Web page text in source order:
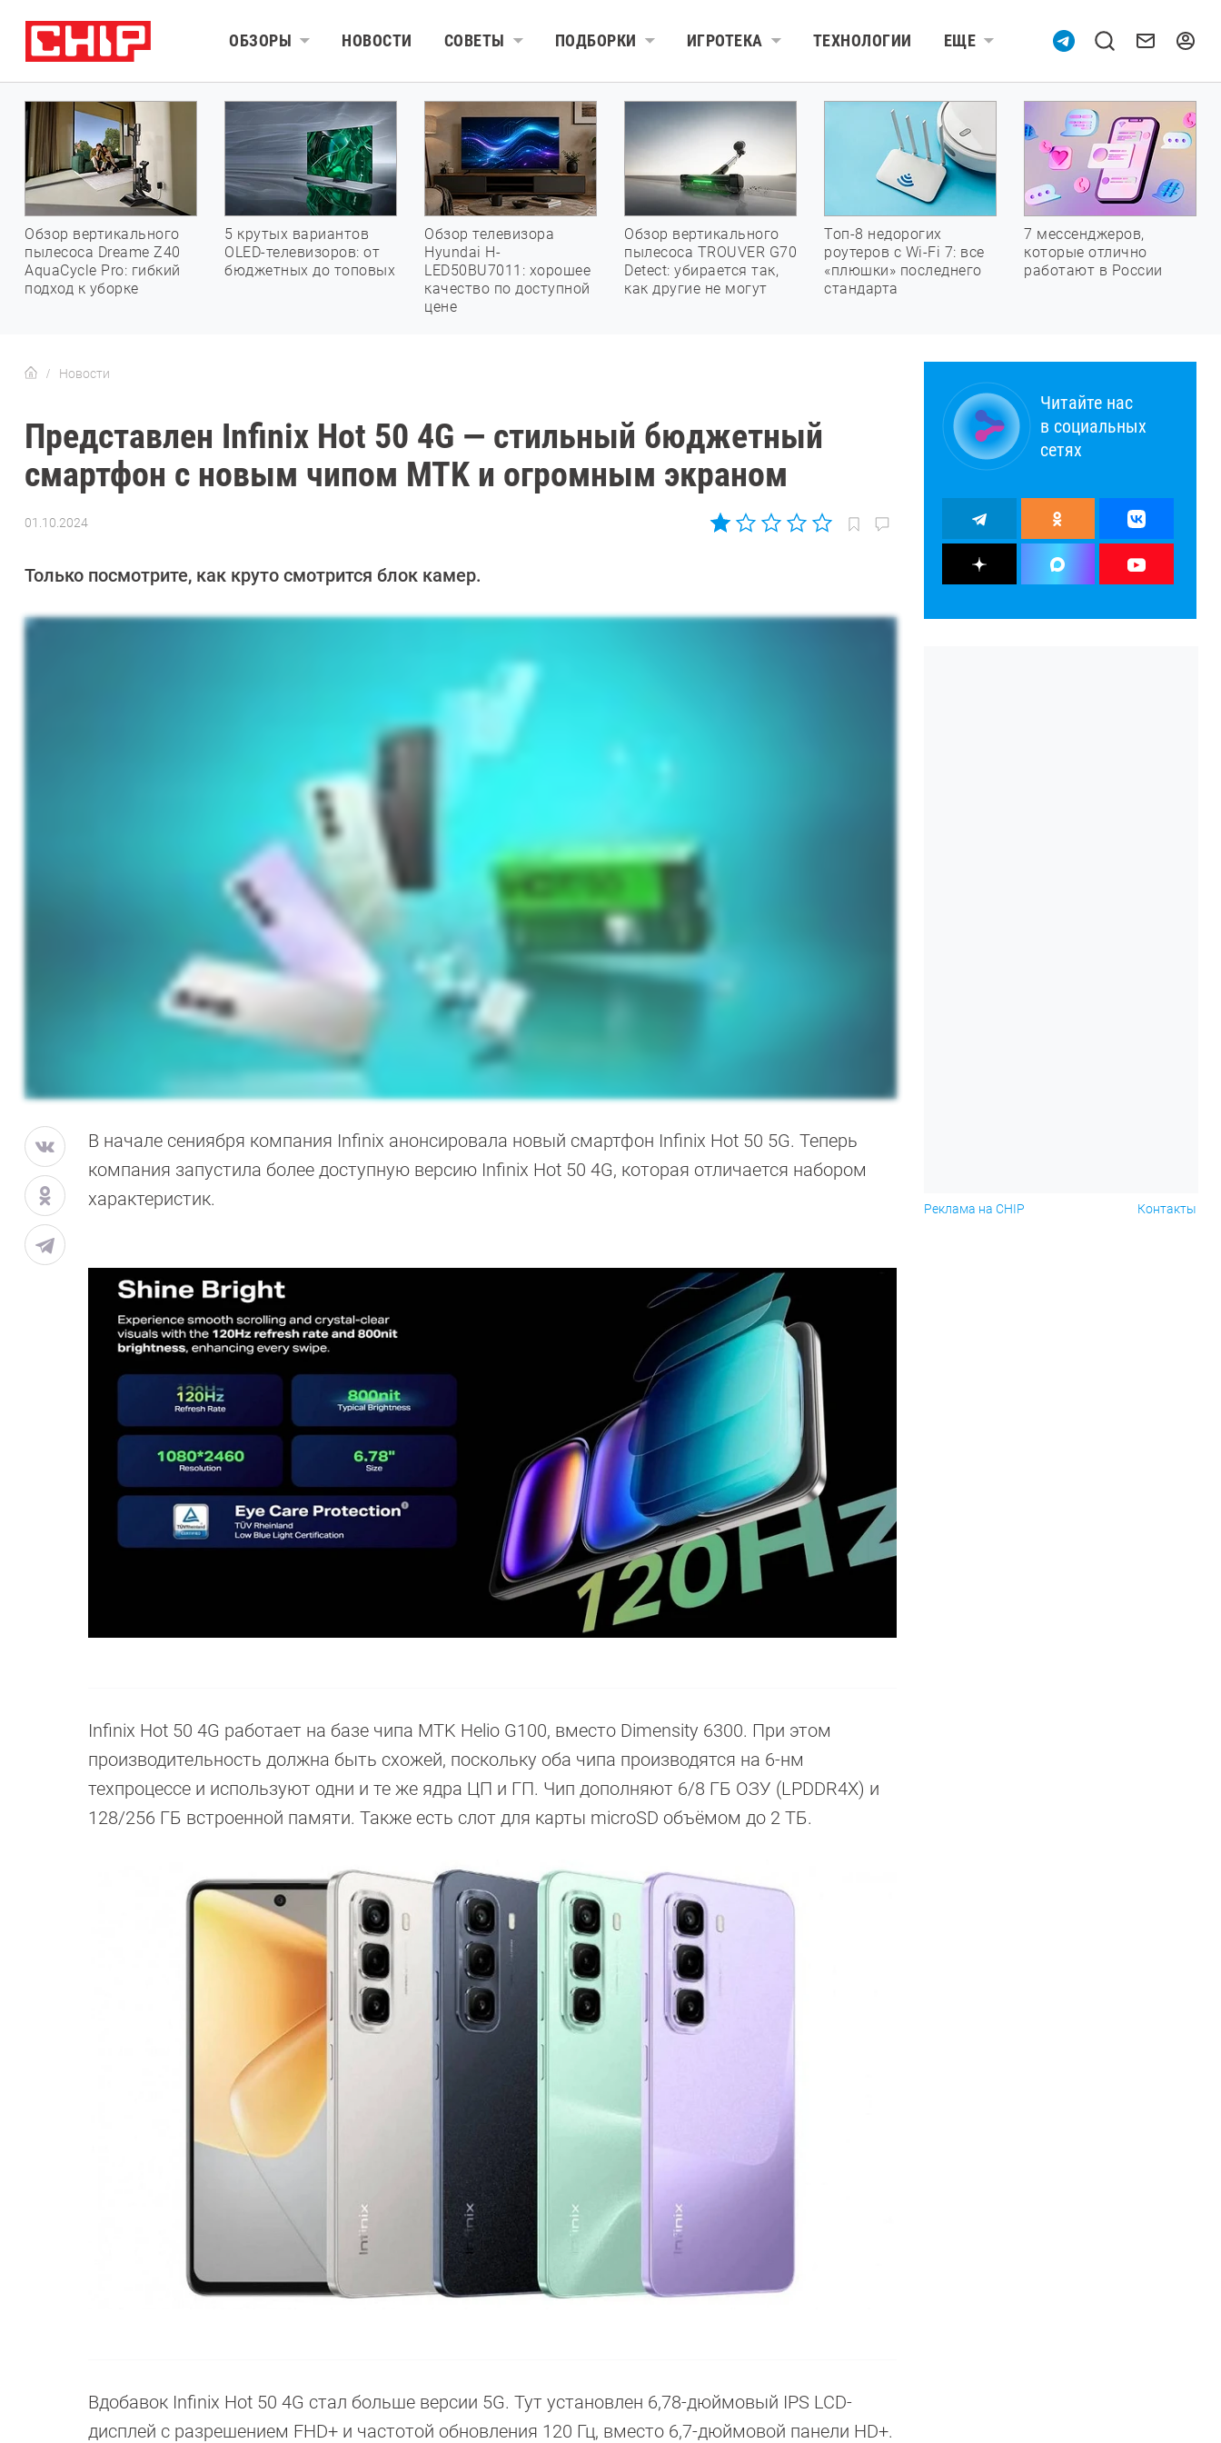
ОБЗОРЫ НОВОСТИ СОВЕТЫ ПОДБОРКИ ИГРОТЕКА ТЕХНОЛОГИИ ЕЩЕ
Обзор вертикального
пылесоса Dreame Z40
AquaCycle Pro: гибкий
подход к уборке
5 крутых вариантов
OLED-телевизоров: от
бюджетных до топовых
Обзор телевизора
Hyundai H-
LED50BU7011: хорошее
качество по доступной
цене
Обзор вертикального
пылесоса TROUVER G70
Detect: убирается так,
как другие не могут
Топ-8 недорогих
роутеров с Wi-Fi 7: все
«плюшки» последнего
стандарта
7 мессенджеров,
которые отлично
работают в России
Новости
Представлен Infinix Hot 50 4G — стильный бюджетный
смартфон с новым чипом MTK и огромным экраном
01.10.2024
Довлатова
Только посмотрите, как круто смотрится блок камер.
В начале сениября компания Infinix анонсировала новый смартфон Infinix Hot 50 5G. Теперь
компания запустила более доступную версию Infinix Hot 50 4G, которая отличается набором
характеристик.
Infinix Hot 50 4G работает на базе чипа MTK Helio G100, вместо Dimensity 6300. При этом
производительность должна быть схожей, поскольку оба чипа производятся на 6-нм
техпроцессе и используют одни и те же ядра ЦП и ГП. Чип дополняют 6/8 ГБ ОЗУ (LPDDR4X) и
128/256 ГБ встроенной памяти. Также есть слот для карты microSD объёмом до 2 ТБ.
Вдобавок Infinix Hot 50 4G стал больше версии 5G. Тут установлен 6,78-дюймовый IPS LCD-
дисплей с разрешением FHD+ и частотой обновления 120 Гц, вместо 6,7-дюймовой панели HD+.
Читайте нас
в социальных
сетях
Реклама на CHIP Контакты